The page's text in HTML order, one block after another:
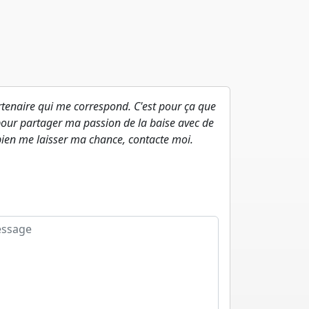
qui me correspond. C'est pour ça que
partager ma passion de la baise avec de
me laisser ma chance, contacte moi.